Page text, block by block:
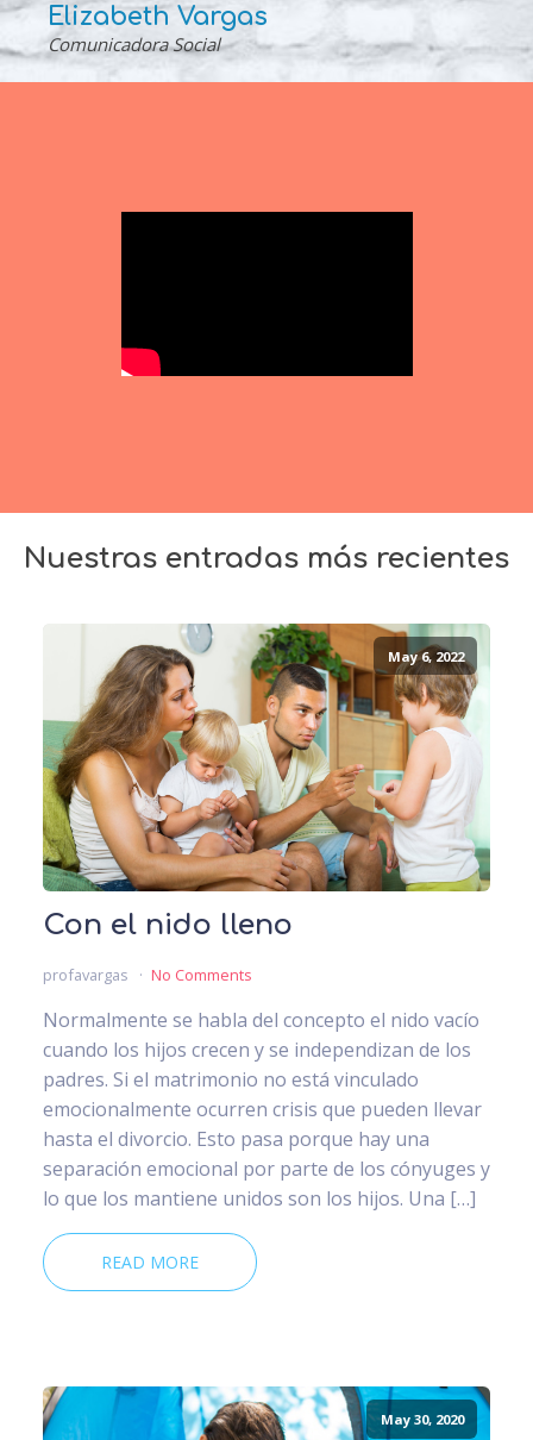
Elizabeth Vargas
Comunicadora Social
Nuestras entradas más recientes
May 6, 2022
Con el nido lleno
profavargas No Comments
Normalmente se habla del concepto el nido vacío
cuando los hijos crecen y se independizan de los
padres. Si el matrimonio no está vinculado
emocionalmente ocurren crisis que pueden llevar
hasta el divorcio. Esto pasa porque hay una
separación emocional por parte de los cónyuges y
lo que los mantiene unidos son los hijos. Una […]
READ MORE
May 30, 2020